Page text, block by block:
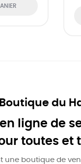
du
ligne de
toutes et
une boutique de